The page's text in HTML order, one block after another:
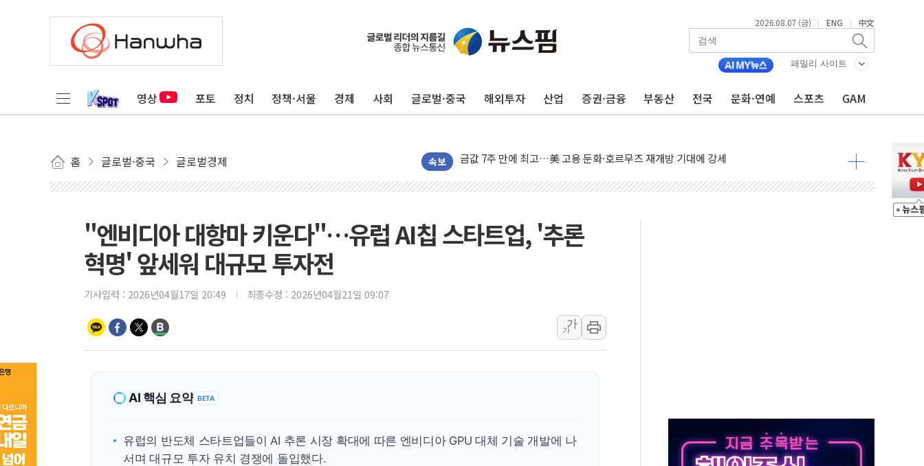
2026.08.07 (금) | ENG | 中文
패밀리 사이트
영상 포토 정치 정책·서울 경제 사회 글로벌·중국 해외투자 산업 증권·금융 부동산 전국 문화·연예 스포츠 GAM
홈 글로벌·중국 글로벌경제 속보
리투아니아 국방 "러, 우크라 드론으로 나토 회원국 공격 검토… 거짓 깃발 작전"
구광모, 내주 실리콘밸리서 젠슨 황 재회…로봇·AI 데이터센터·모빌리티 구체화
뉴욕증시 개장 전 특징주...모더나·아이온큐·도어대시↑ VS 샌디스크·피그마·앱러빈↓
뉴욕증시 프리뷰, 미 주가선물 AI주 차익실현 속 혼조세...웨스턴디지털·샌디스크↓
청와대, 북한 단거리 탄도미사일 발사에 긴급 안보 점검회의
[인도증시] 중동 긴장 완화에 실적 호조까지, 상승...호실적 보고 기업 상승세 뚜렷
러, 1인칭시점 드론으로 우크라 민간인 '사파리' 공격… 시민들 공포감 극대화 전략
'월가의 황제' 다이먼 "금융시장 레버리지 위험수위…숨은 차입이 더 큰 변수"
양주 섬유염색공장서 화재 1명 중상…대응 1단계 진압 중
우크라 드론 전술, 중남미 콜롬비아에 새 안보 위기… 반군·마약카르텔이 습득해 전투 활용
동해해경, 독도 해상서 부유물 감긴 어선 구조
"엔비디아 대항마 키운다"…유럽 AI칩 스타트업, '추론
혁명' 앞세워 대규모 투자전
기사입력 : 2026년04월17일 20:49 최종수정 : 2026년04월21일 09:07
가
가
AI 핵심 요약 BETA
유럽의 반도체 스타트업들이 AI 추론 시장 확대에 따른 엔비디아 GPU 대체 기술 개발에 나
서며 대규모 투자 유치 경쟁에 돌입했다.